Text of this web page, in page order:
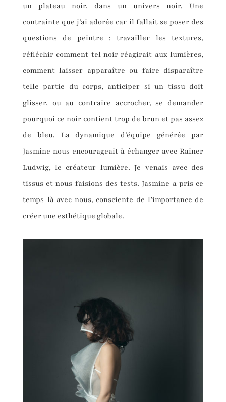
un plateau noir, dans un univers noir. Une
contrainte que j’ai adorée car il fallait se poser des
questions de peintre : travailler les textures,
réfléchir comment tel noir réagirait aux lumières,
comment laisser apparaître ou faire disparaître
telle partie du corps, anticiper si un tissu doit
glisser, ou au contraire accrocher, se demander
pourquoi ce noir contient trop de brun et pas assez
de bleu. La dynamique d’équipe générée par
Jasmine nous encourageait à échanger avec Rainer
Ludwig, le créateur lumière. Je venais avec des
tissus et nous faisions des tests. Jasmine a pris ce
temps-là avec nous, consciente de l’importance de
créer une esthétique globale.